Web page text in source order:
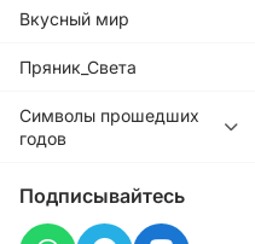
Вкусный мир
Пряник_Света
Символы прошедших
годов
Подписывайтесь